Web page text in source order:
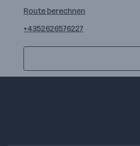
Route
google
maps
Route berechnen
+4352626576227
+4352626576227